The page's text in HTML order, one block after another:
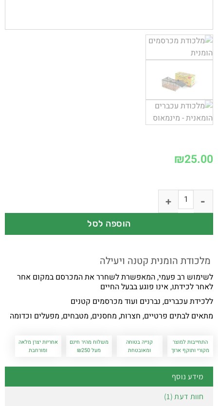
₪25.00
הוספה לסל
מלכודת הומנית קטנה ויעילה
לשימוש רב פעמי, המאפשרת לשחרר את המכרסם במקום אחר
לאחר לכידתו, אינו פוגע בבעל החיים
ללכידת עכברים, נברנים ועוד מכרסמים קטנים
מתאים לבתים פרטיים, חצרות, מחסנים, מטבחים, מפעלים וכדומה
התחייבות למוצר
מקורי ותוקף ארוך
קנייה בטוחה
ומאובטחת
משלוח מהיר חינם
מעל ₪250
אחריות יצרן מלאה
ומורחבת
מידע נוסף
חוות דעת (1)